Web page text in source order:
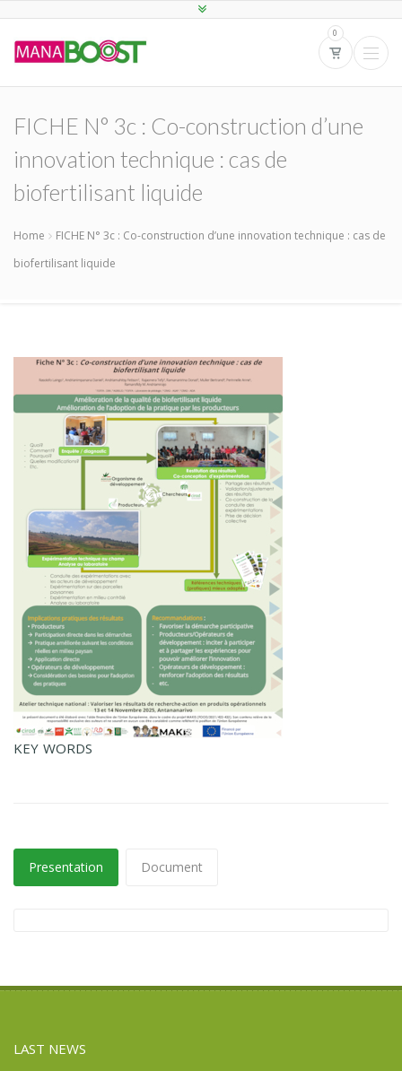
0
FICHE N° 3c : Co-construction d’une
innovation technique : cas de
biofertilisant liquide
Home
FICHE N° 3c : Co-construction d’une innovation technique : cas de
biofertilisant liquide
KEY WORDS
Presentation Document
LAST NEWS